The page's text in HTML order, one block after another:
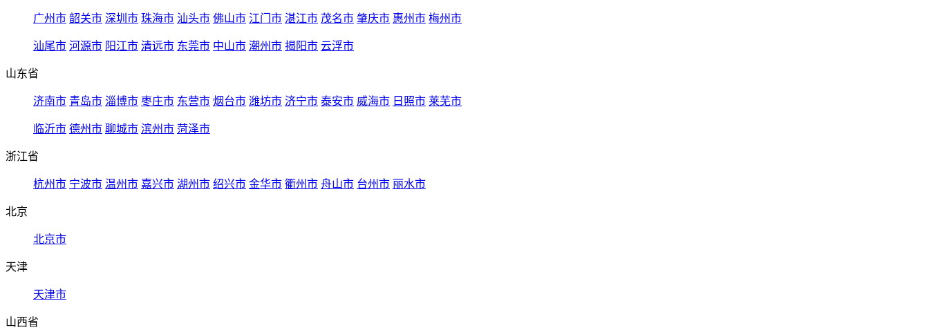
广州市 韶关市 深圳市 珠海市 汕头市 佛山市 江门市 湛江市 茂名市 肇庆市 惠州市 梅州市
汕尾市 河源市 阳江市 清远市 东莞市 中山市 潮州市 揭阳市 云浮市
山东省
济南市 青岛市 淄博市 枣庄市 东营市 烟台市 潍坊市 济宁市 泰安市 威海市 日照市 莱芜市
临沂市 德州市 聊城市 滨州市 菏泽市
浙江省
杭州市 宁波市 温州市 嘉兴市 湖州市 绍兴市 金华市 衢州市 舟山市 台州市 丽水市
北京
北京市
天津
天津市
山西省